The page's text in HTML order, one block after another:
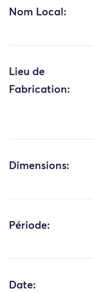
Nom Local:
Lieu de
Fabrication:
Dimensions:
Période:
Date: